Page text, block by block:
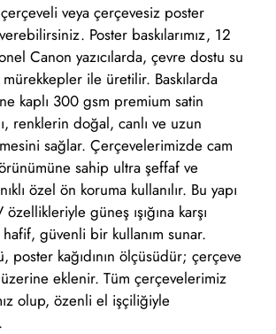
veya çerçevesiz poster
Poster baskılarımız, 12
Canon yazıcılarda, çevre dostu su
ile üretilir. Baskılarda
kaplı 300 gsm premium satin
renklerin doğal, canlı ve uzun
sağlar. Çerçevelerimizde cam
sahip ultra şeffaf ve
özel ön koruma kullanılır. Bu yapı
özellikleriyle güneş ışığına karşı
güvenli bir kullanım sunar.
poster kağıdının ölçüsüdür; çerçeve
üzerine eklenir. Tüm çerçevelerimiz
olup, özenli el işçiliğiyle